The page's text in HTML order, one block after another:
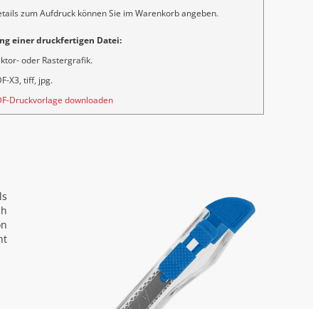
zum Aufdruck können Sie im Warenkorb angeben.
einer druckfertigen Datei:
oder Rastergrafik.
X3, tiff, jpg.
Druckvorlage downloaden